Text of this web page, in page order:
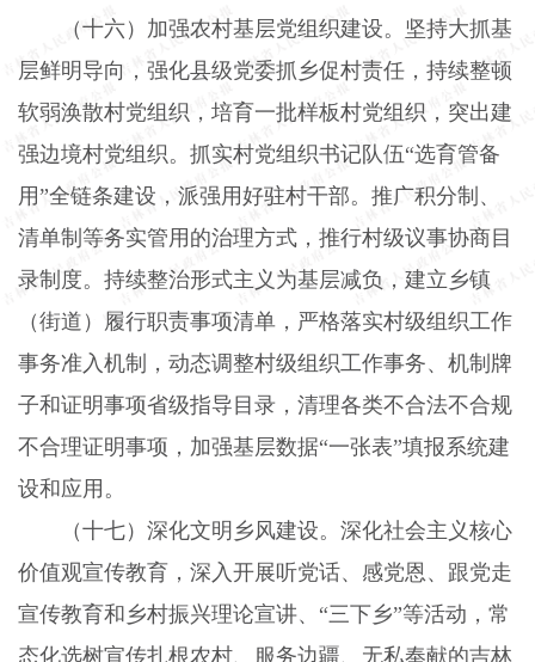
（十六）加强农村基层党组织建设。 坚持大抓基
层鲜明导向，强化县级党委抓乡促村责任，持续整顿
软弱涣散村党组织，培育一批样板村党组织，突出建
强边境村党组织。抓实村党组织书记队伍“选育管备
用”全链条建设，派强用好驻村干部。推广积分制、
清单制等务实管用的治理方式，推行村级议事协商目
录制度。持续整治形式主义为基层减负，建立乡镇
（街道）履行职责事项清单，严格落实村级组织工作
事务准入机制，动态调整村级组织工作事务、机制牌
子和证明事项省级指导目录，清理各类不合法不合规
不合理证明事项，加强基层数据“一张表”填报系统建
设和应用。
（十七）深化文明乡风建设。 深化社会主义核心
价值观宣传教育，深入开展听党话、感党恩、跟党走
宣传教育和乡村振兴理论宣讲、“三下乡”等活动，常
态化选树宣传扎根农村、服务边疆、无私奉献的吉林